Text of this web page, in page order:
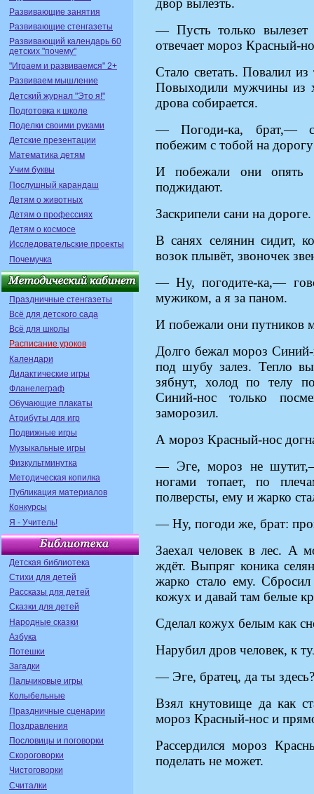
Развивающие занятия
Развивающие стенгазеты
Развивающий календарь 60
детских "почему"
"Играем и развиваемся" 2+
Развиваем мышление
Детский журнал "Это я!"
Подготовка к школе
Поделки своими руками
Детские презентации
Математика детям
Учим буквы
Послушный карандаш
Детям о животных
Детям о профессиях
Детям о космосе
Исследовательские проекты
Почемучка
Праздничные стенгазеты
Всё для детского сада
Всё для школы
Расписание уроков
Календари
Дидактические игры
Фланелеграф
Обучающие плакаты
Атрибуты для игр
Подвижные игры
Музыкальные игры
Физкультминутка
Методическая копилка
Публикация материалов
Конкурсы
Я - Учитель!
Детская библиотека
Стихи для детей
Рассказы для детей
Сказки для детей
Народные сказки
Азбука
Потешки
Загадки
Пальчиковые игры
Колыбельные
Праздничные сценарии
Поздравления
Пословицы и поговорки
Скороговорки
Чистоговорки
Считалки
двор вылезть.
— Пусть только
отвечает мороз Красный-
Стало светать. Повалил
Повыходили мужчины из
дрова собирается.
— Погоди-ка, брат,—
побежим с тобой на
И побежали они опять
поджидают.
Заскрипели сани на
В санях селянин сидит,
возок плывёт, звоночек
— Ну, погодите-ка,—
мужиком, а я за паном.
И побежали они путников
Долго бежал мороз Синий-
под шубу залез. Тепло
зябнут, холод по телу
Синий-нос только
заморозил.
А мороз Красный-нос
— Эге, мороз не
ногами топает, по
полверсты, ему и жарко
— Ну, погоди же, брат:
Заехал человек в лес. А
ждёт. Выпряг коника
жарко стало ему.
кожух и давай там белые
Сделал кожух белым как
Нарубил дров человек, к
— Эге, братец, да ты здесь?
Взял кнутовище да как
мороз Красный-нос и
Рассердился мороз
поделать не может.